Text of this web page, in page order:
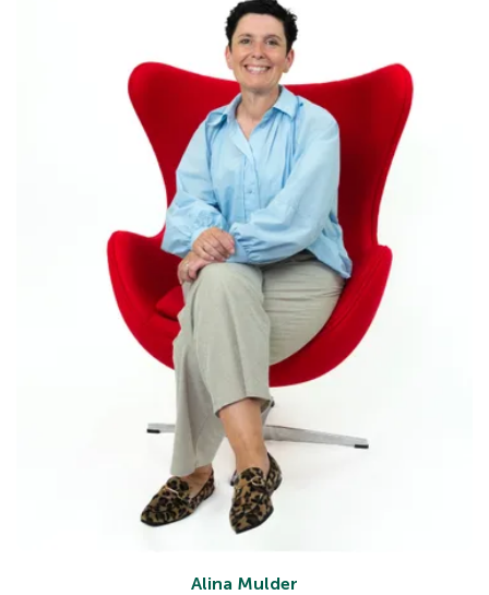
Alina Mulder